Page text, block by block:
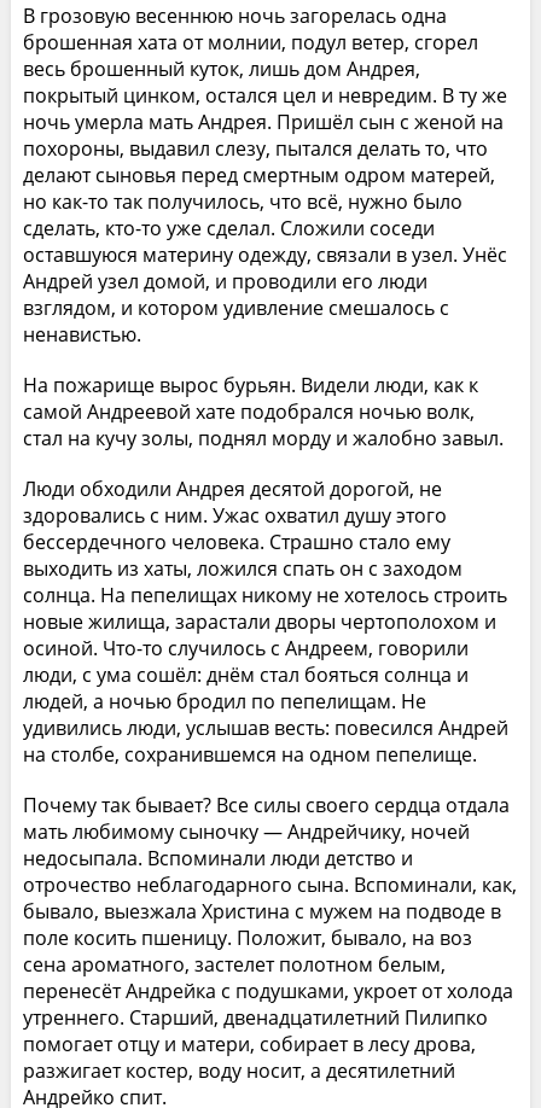
В грозовую весеннюю ночь загорелась одна
брошенная хата от молнии, подул ветер, сгорел
весь брошенный куток, лишь дом Андрея,
покрытый цинком, остался цел и невредим. В ту же
ночь умерла мать Андрея. Пришёл сын с женой на
похороны, выдавил слезу, пытался делать то, что
делают сыновья перед смертным одром матерей,
но как-то так получилось, что всё, нужно было
сделать, кто-то уже сделал. Сложили соседи
оставшуюся материну одежду, связали в узел. Унёс
Андрей узел домой, и проводили его люди
взглядом, и котором удивление смешалось с
ненавистью.
На пожарище вырос бурьян. Видели люди, как к
самой Андреевой хате подобрался ночью волк,
стал на кучу золы, поднял морду и жалобно завыл.
Люди обходили Андрея десятой дорогой, не
здоровались с ним. Ужас охватил душу этого
бессердечного человека. Страшно стало ему
выходить из хаты, ложился спать он с заходом
солнца. На пепелищах никому не хотелось строить
новые жилища, зарастали дворы чертополохом и
осиной. Что-то случилось с Андреем, говорили
люди, с ума сошёл: днём стал бояться солнца и
людей, а ночью бродил по пепелищам. Не
удивились люди, услышав весть: повесился Андрей
на столбе, сохранившемся на одном пепелище.
Почему так бывает? Все силы своего сердца отдала
мать любимому сыночку — Андрейчику, ночей
недосыпала. Вспоминали люди детство и
отрочество неблагодарного сына. Вспоминали, как,
бывало, выезжала Христина с мужем на подводе в
поле косить пшеницу. Положит, бывало, на воз
сена ароматного, застелет полотном белым,
перенесёт Андрейка с подушками, укроет от холода
утреннего. Старший, двенадцатилетний Пилипко
помогает отцу и матери, собирает в лесу дрова,
разжигает костер, воду носит, а десятилетний
Андрейко спит.